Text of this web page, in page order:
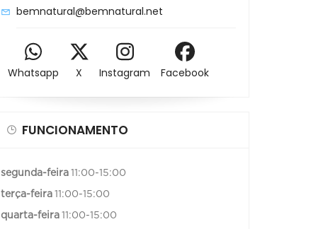
bemnatural@bemnatural.net
Whatsapp X Instagram Facebook
FUNCIONAMENTO
segunda-feira 11:00-15:00
terça-feira 11:00-15:00
quarta-feira 11:00-15:00